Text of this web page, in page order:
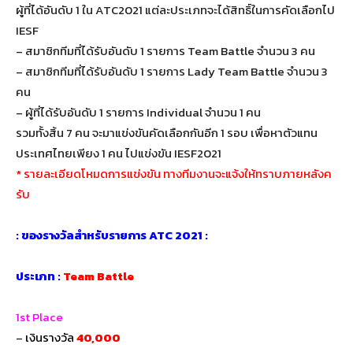
ผู้ที่ได้อันดับ 1 ใน ATC2021 แต่ละประเภทจะได้สิทธิ์ในการคัดเลือกไป
IESF
– สมาชิกทีมที่ได้รับอันดับ 1 รายการ Team Battle จำนวน 3 คน
– สมาชิกทีมที่ได้รับอันดับ 1 รายการ Lady Team Battle จำนวน 3
คน
– ผู้ที่ได้รับอันดับ 1 รายการ Individual จำนวน 1 คน
รวมทั้งสิ้น 7 คน จะมาแข่งขันคัดเลือกกันอีก 1 รอบ เพื่อหาตัวแทน
ประเทศไทยเพียง 1 คน ไปแข่งขัน IESF2021
* รายละเอียดโหมดการแข่งขัน ทางทีมงานจะแจ้งให้ทราบภายหลังค
รับ
: ของรางวัลสำหรับรายการ ATC 2021 :
ประเภท :Team Battle
1st Place
– เงินรางวัล40,000